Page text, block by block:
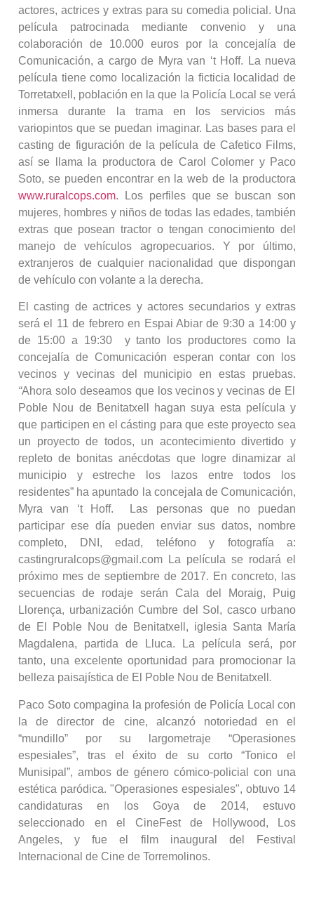
actores, actrices y extras para su comedia policial. Una
película patrocinada mediante convenio y una
colaboración de 10.000 euros por la concejalía de
Comunicación, a cargo de Myra van ‘t Hoff. La nueva
película tiene como localización la ficticia localidad de
Torretatxell, población en la que la Policía Local se verá
inmersa durante la trama en los servicios más
variopintos que se puedan imaginar. Las bases para el
casting de figuración de la película de Cafetico Films,
así se llama la productora de Carol Colomer y Paco
Soto, se pueden encontrar en la web de la productora
www.ruralcops.com. Los perfiles que se buscan son
mujeres, hombres y niños de todas las edades, también
extras que posean tractor o tengan conocimiento del
manejo de vehículos agropecuarios. Y por último,
extranjeros de cualquier nacionalidad que dispongan
de vehículo con volante a la derecha.
El casting de actrices y actores secundarios y extras
será el 11 de febrero en Espai Abiar de 9:30 a 14:00 y
de 15:00 a 19:30 y tanto los productores como la
concejalía de Comunicación esperan contar con los
vecinos y vecinas del municipio en estas pruebas.
“Ahora solo deseamos que los vecinos y vecinas de El
Poble Nou de Benitatxell hagan suya esta película y
que participen en el cásting para que este proyecto sea
un proyecto de todos, un acontecimiento divertido y
repleto de bonitas anécdotas que logre dinamizar al
municipio y estreche los lazos entre todos los
residentes” ha apuntado la concejala de Comunicación,
Myra van ‘t Hoff. Las personas que no puedan
participar ese día pueden enviar sus datos, nombre
completo, DNI, edad, teléfono y fotografía a:
castingruralcops@gmail.com La película se rodará el
próximo mes de septiembre de 2017. En concreto, las
secuencias de rodaje serán Cala del Moraig, Puig
Llorença, urbanización Cumbre del Sol, casco urbano
de El Poble Nou de Benitatxell, iglesia Santa María
Magdalena, partida de Lluca. La película será, por
tanto, una excelente oportunidad para promocionar la
belleza paisajística de El Poble Nou de Benitatxell .
Paco Soto compagina la profesión de Policía Local con
la de director de cine, alcanzó notoriedad en el
“mundillo” por su largometraje “Operasiones
espesiales”, tras el éxito de su corto “Tonico el
Munisipal”, ambos de género cómico-policial con una
estética paródica. "Operasiones espesiales", obtuvo 14
candidaturas en los Goya de 2014, estuvo
seleccionado en el CineFest de Hollywood, Los
Angeles, y fue el film inaugural del Festival
Internacional de Cine de Torremolinos.